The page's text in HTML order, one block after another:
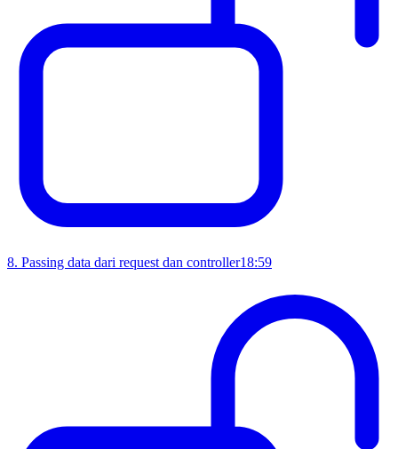
8. Passing data dari request dan controller18:59